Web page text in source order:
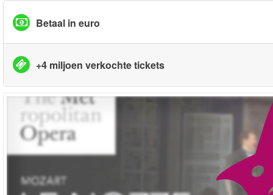
Betaal in euro
+4 miljoen verkochte tickets